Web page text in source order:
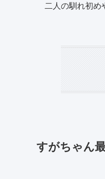
二人の馴れ初め
すがちゃん